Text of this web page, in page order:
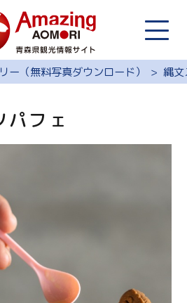
ー（無料写真ダウンロード） 縄文
フェ